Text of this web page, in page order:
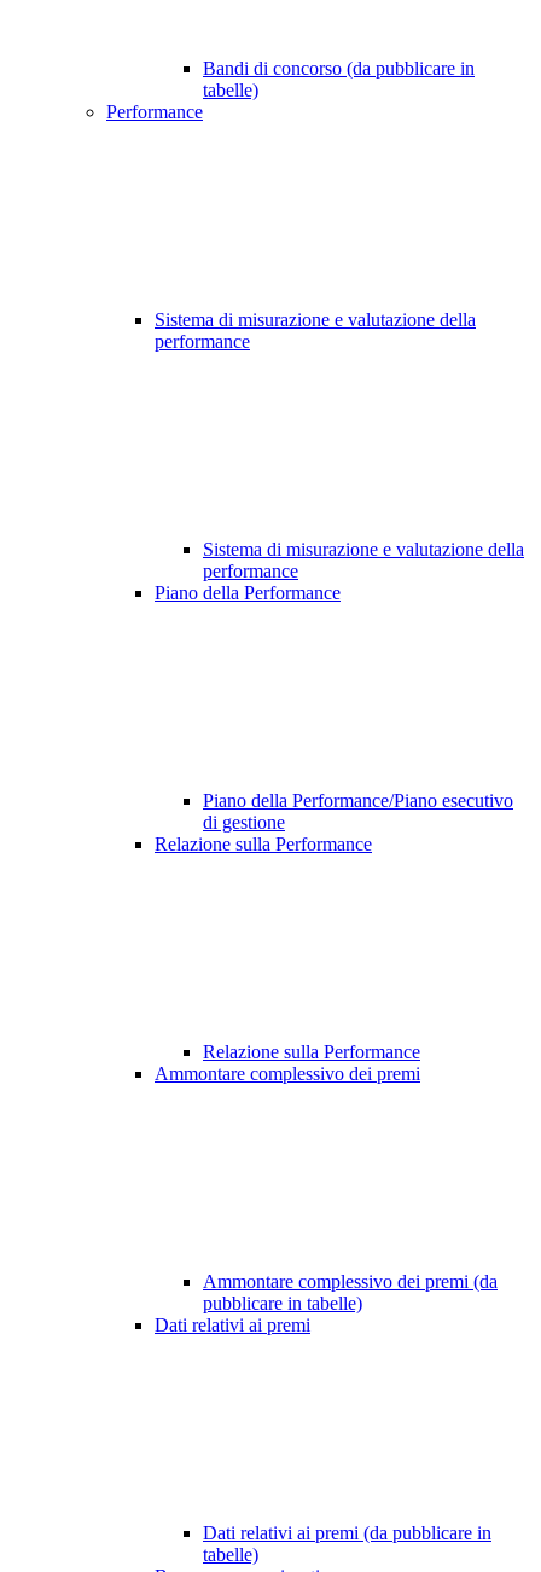
Bandi di concorso (da pubblicare in
tabelle)
Performance
Sistema di misurazione e valutazione della
performance
Sistema di misurazione e valutazione della
performance
Piano della Performance
Piano della Performance/Piano esecutivo
di gestione
Relazione sulla Performance
Relazione sulla Performance
Ammontare complessivo dei premi
Ammontare complessivo dei premi (da
pubblicare in tabelle)
Dati relativi ai premi
Dati relativi ai premi (da pubblicare in
tabelle)